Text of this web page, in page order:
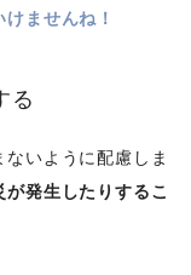
ませんね！
る
いように配慮しま
発生したりするこ